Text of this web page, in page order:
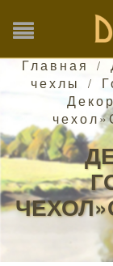
Главная /
чехлы
/